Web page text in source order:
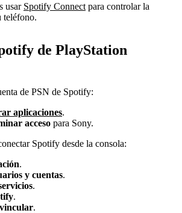
usar Spotify Connect para controlar la
teléfono.
de PlayStation
de PSN de Spotify:
aplicaciones.
acceso para Sony.
Spotify desde la consola:
.
y cuentas.
.
.
.